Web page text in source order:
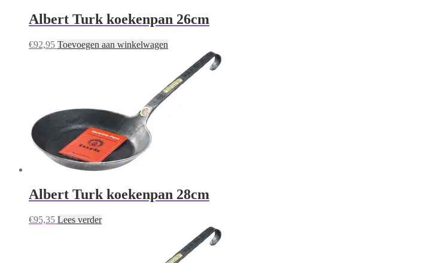
Albert Turk koekenpan 26cm
€92,95 Toevoegen aan winkelwagen
Albert Turk koekenpan 28cm
€95,35 Lees verder